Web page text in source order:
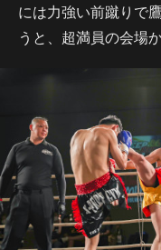
には力強い前蹴りで
うと、超満員の会場